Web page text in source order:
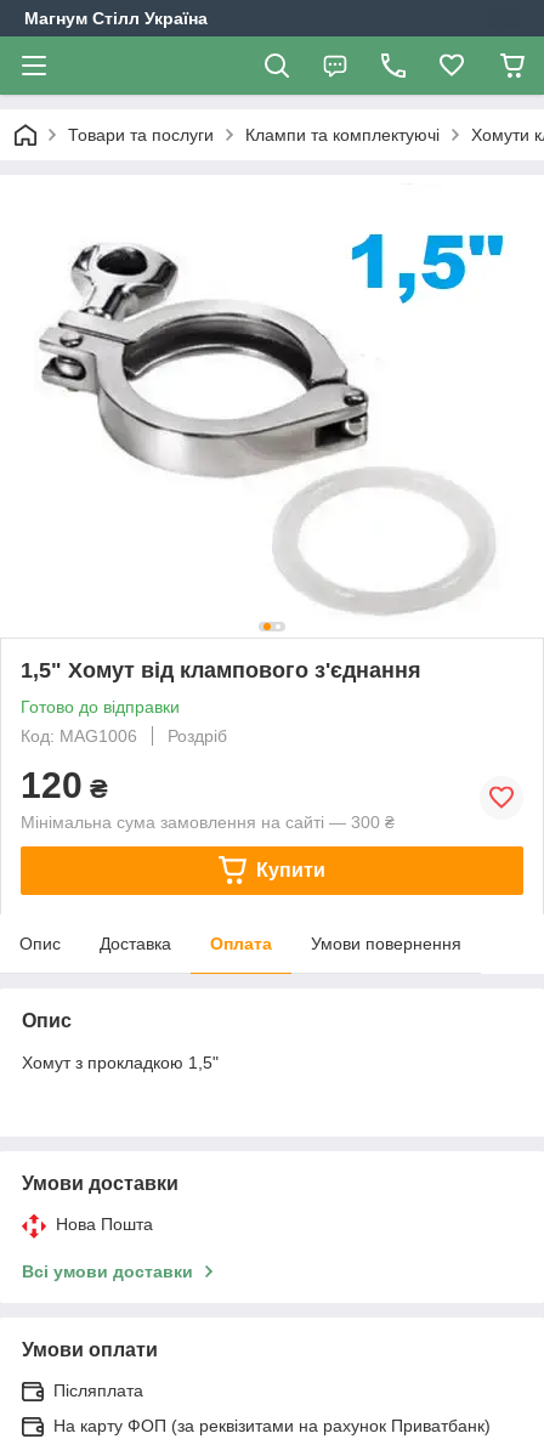
Магнум Стілл Україна
Товари та послуги Клампи та комплектуючі Хомути
1,5" Хомут від клампового з'єднання
Готово до відправки
Код: MAG1006
Роздріб
120 ₴
Мінімальна сума замовлення на сайті — 300 ₴
Купити
Опис Доставка Оплата Умови повернення
Опис
Хомут з прокладкою 1,5"
Умови доставки
Нова Пошта
Всі умови доставки
Умови оплати
Післяплата
На карту ФОП (за реквізитами на рахунок Приватбанк)